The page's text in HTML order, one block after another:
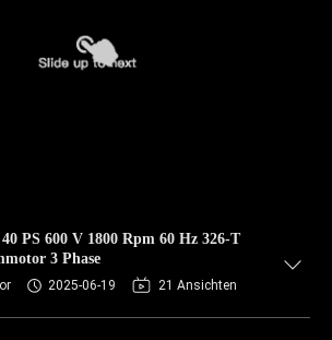
PS 600 V 1800 Rpm 60 Hz 326-T
3 Phase
2025-06-19 21 Ansichten